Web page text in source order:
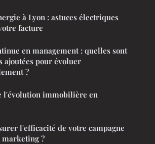
à Lyon : astuces électriques
facture
en management : quelles sont
ajoutées pour évoluer
?
l'évolution immobilière en
l'efficacité de votre campagne
?